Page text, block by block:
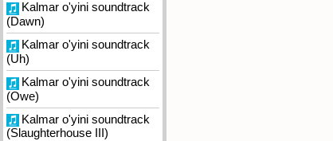
Kalmar o'yini soundtrack
(Dawn)
Kalmar o'yini soundtrack
(Uh)
Kalmar o'yini soundtrack
(Owe)
Kalmar o'yini soundtrack
(Slaughterhouse III)